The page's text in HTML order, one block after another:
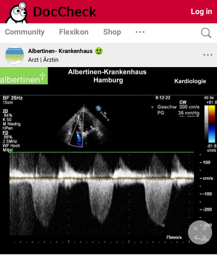
Log in
Community Flexikon Shop
Albertinen- Krankenhaus
Arzt | Ärztin